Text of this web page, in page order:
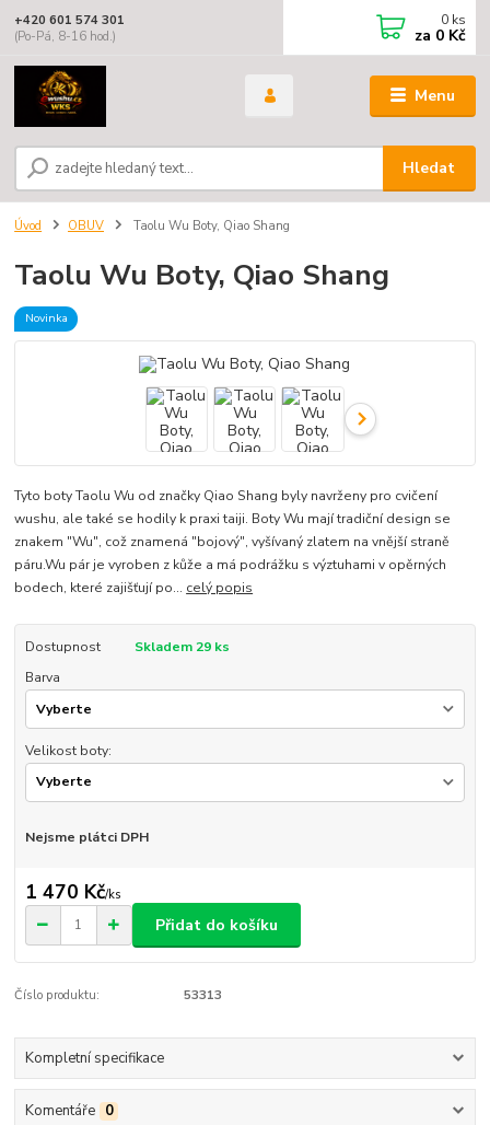
Menu
Hledat
+420 601 574 301
(Po-Pá, 8-16 hod.)
0 ks
za 0 Kč
Úvod OBUV Taolu Wu Boty, Qiao Shang
Taolu Wu Boty, Qiao Shang
Novinka
Tyto boty Taolu Wu od značky Qiao Shang byly navrženy pro cvičení
wushu, ale také se hodily k praxi taiji. Boty Wu mají tradiční design se
znakem "Wu", což znamená "bojový", vyšívaný zlatem na vnější straně
páru.Wu pár je vyroben z kůže a má podrážku s výztuhami v opěrných
bodech, které zajišťují po... celý popis
Dostupnost
Skladem 29 ks
Barva
Velikost boty:
Nejsme plátci DPH
1 470 Kč/ks
Přidat do košíku
Číslo produktu: 53313
Kompletní specifikace
Komentáře 0